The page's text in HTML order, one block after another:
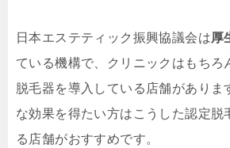
日本エステティック振興協議会は厚
ている機構で、クリニックはもちろ
脱毛器を導入している店舗がありま
な効果を得たい方はこうした認定脱
る店舗がおすすめです。